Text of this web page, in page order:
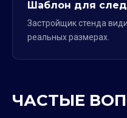
Шаблон для
Застройщик стенда
реальных размерах.
ЧАСТЫЕ